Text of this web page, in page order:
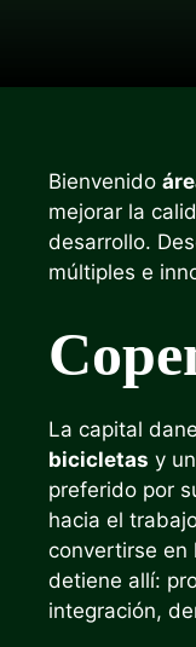
Bienvenido
mejorar la
desarrollo.
múltiples e
La capital
bicicletas y
preferido por
hacia el
convertirse en
detiene allí:
integración,